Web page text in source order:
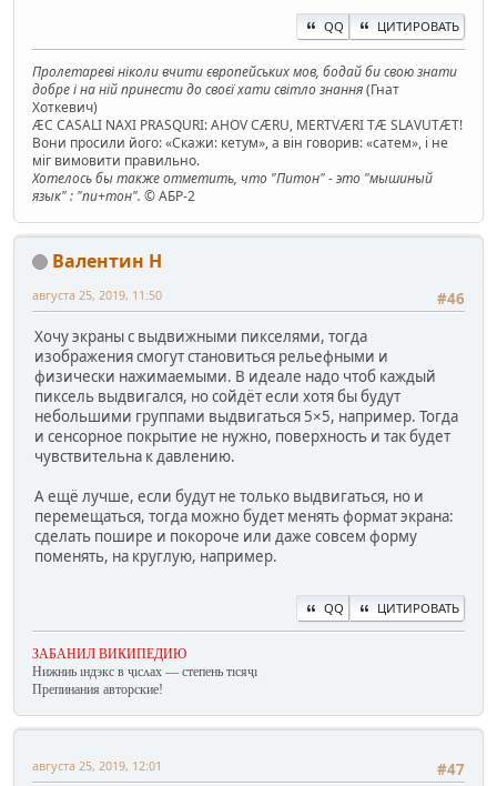
QQ ЦИТИРОВАТЬ
Пролетареві ніколи вчити європейських мов, бодай би свою знати
добре і на ній принести до своєї хати світло знання(Гнат
Хоткевич)
ÆC CASALI NAXI PRASQURI: AHOV CÆRU, MERTVÆRI TÆ SLAVUTÆT!
Вони просили його: «Скажи: кетум», а він говорив: «сатем», і не
міг вимовити правильно.
Хотелось бы также отметить, что "Питон" - это "мышиный
язык" : "пи+тон". © АБР-2
Валентин Н
#46
августа 25, 2019, 11:50
Хочу экраны с выдвижными пикселями, тогда
изображения смогут становиться рельефными и
физически нажимаемыми. В идеале надо чтоб каждый
пиксель выдвигался, но сойдёт если хотя бы будут
небольшими группами выдвигаться 5×5, например. Тогда
и сенсорное покрытие не нужно, поверхность и так будет
чувствительна к давлению.
А ещё лучше, если будут не только выдвигаться, но и
перемещаться, тогда можно будет менять формат экрана:
сделать пошире и покороче или даже совсем форму
поменять, на круглую, например.
QQ ЦИТИРОВАТЬ
ЗАБАНИЛ ВИКИПЕДИЮ
Нижниь ıндэкс в ҷıсʌах — степень тıсяҷı
Препинания авторские!
#47
августа 25, 2019, 12:01